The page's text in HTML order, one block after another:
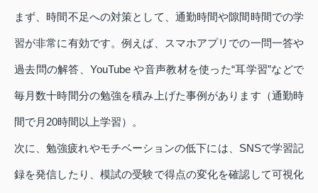
まず、時間不足への対策として、通勤時間や隙間時間での学
習が非常に有効です。例えば、スマホアプリでの一問一答や
過去問の解答、YouTube や音声教材を使った“耳学習”などで
毎月数十時間分の勉強を積み上げた事例があります（通勤時
間で月20時間以上学習）。
次に、勉強疲れやモチベーションの低下には、SNSで学習記
録を発信したり、模試の受験で得点の変化を確認して可視化